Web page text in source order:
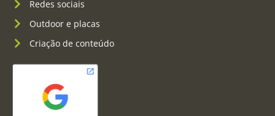
Redes sociais
Outdoor e placas
Criação de conteúdo